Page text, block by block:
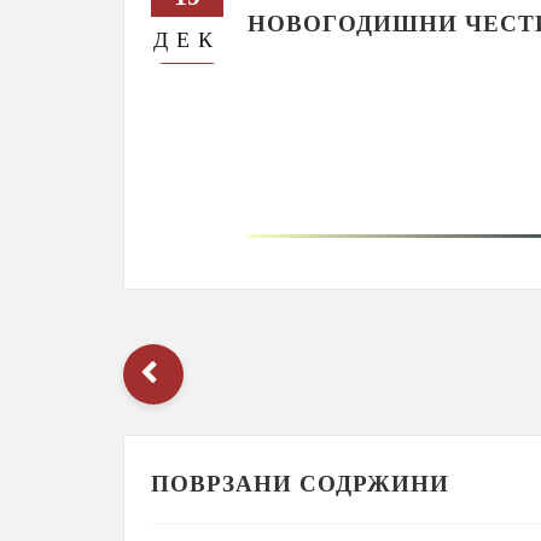
ДЕК
НОВОГОДИШНИ
ПОВРЗАНИ СОДРЖИНИ